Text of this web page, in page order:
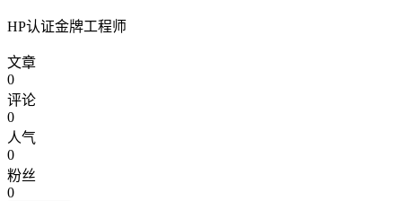
HP认证金牌工程师
文章
0
评论
0
人气
0
粉丝
0